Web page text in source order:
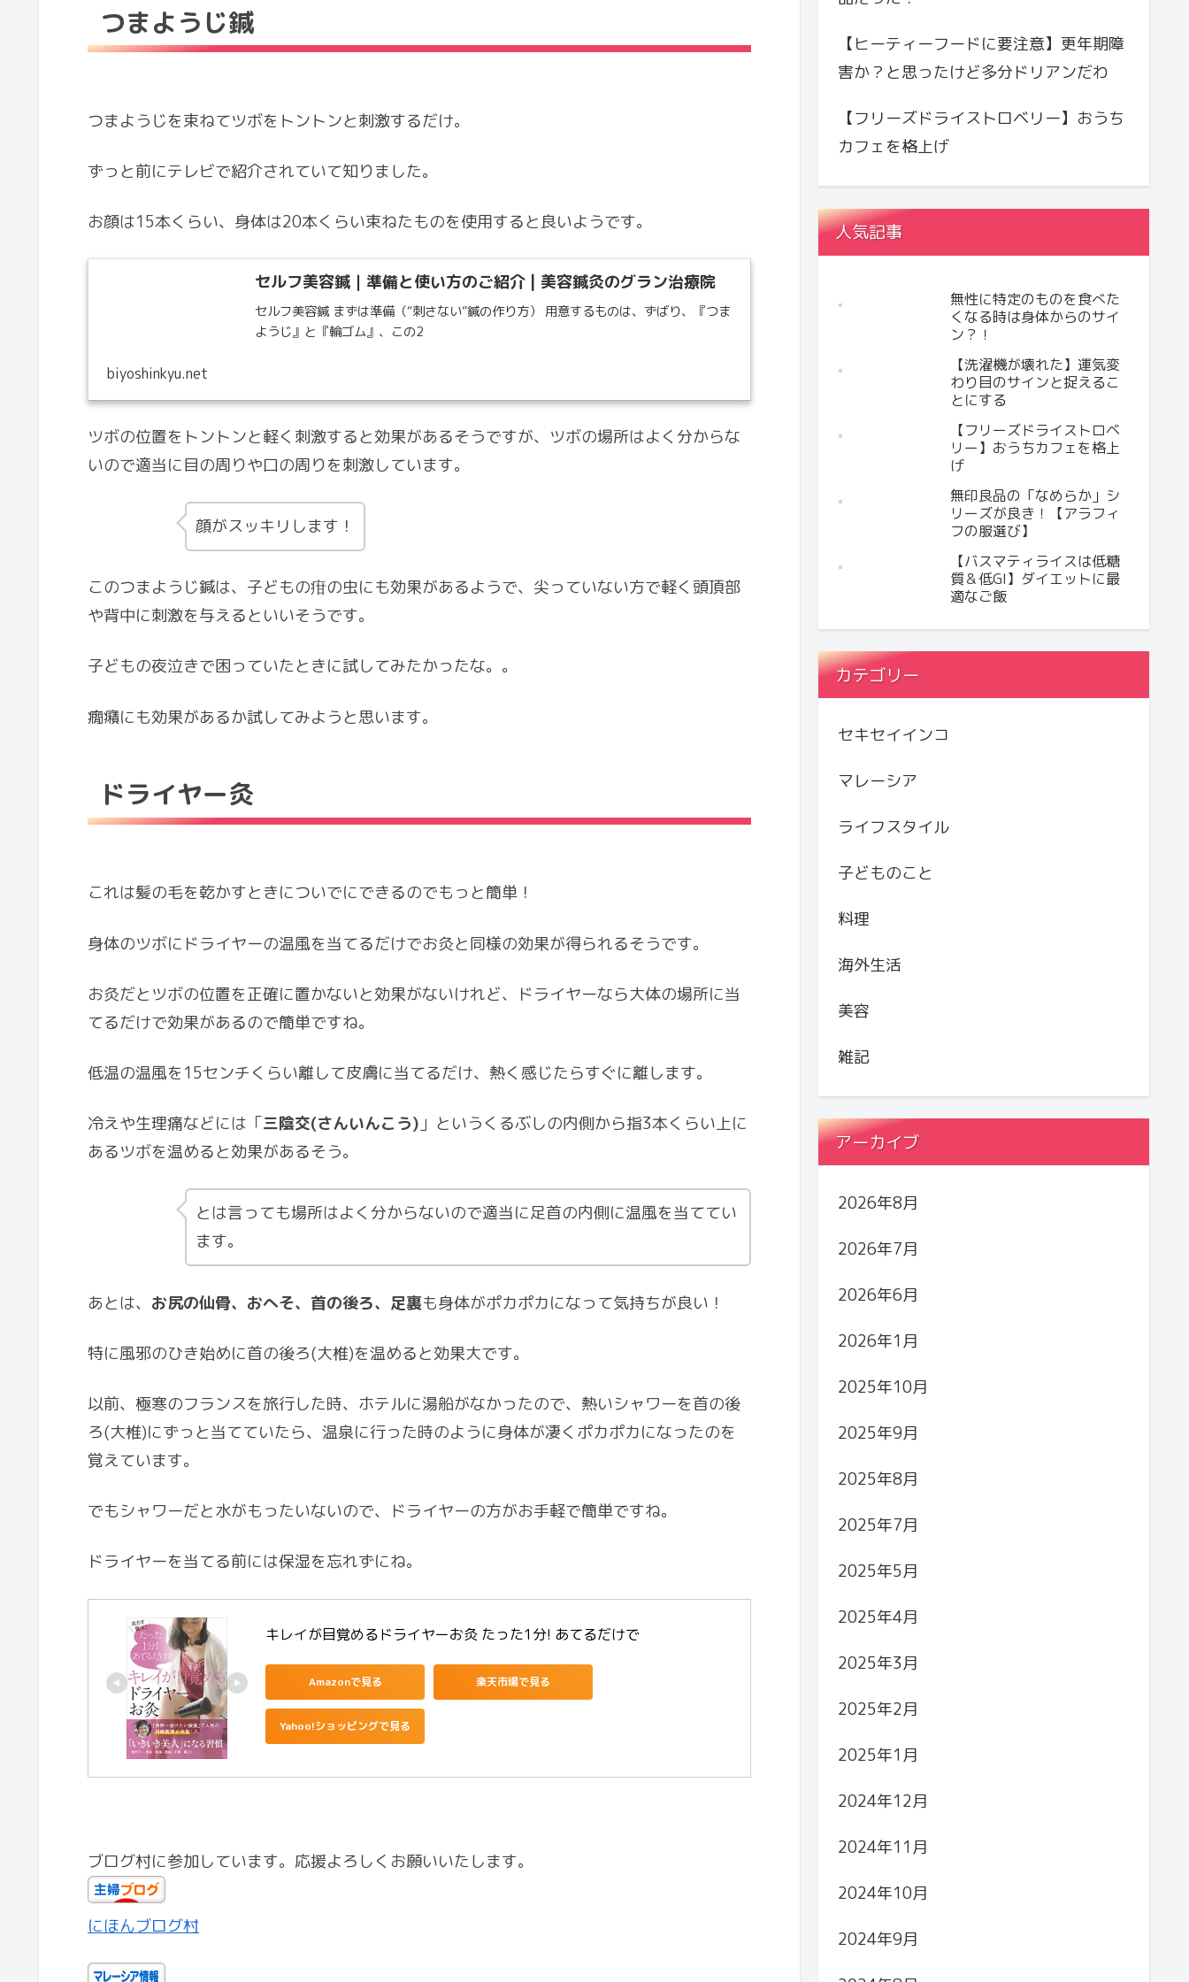
つまようじ鍼
つまようじを束ねてツボをトントンと刺激するだけ。
ずっと前にテレビで紹介されていて知りました。
お顔は15本くらい、身体は20本くらい束ねたものを使用すると良いようです。
セルフ美容鍼｜準備と使い方のご紹介 | 美容鍼灸のグラン治療院
セルフ美容鍼 まずは準備（“刺さない”鍼の作り方） 用意するものは、ずばり、『つま
ようじ』と『輪ゴム』、この2
biyoshinkyu.net
ツボの位置をトントンと軽く刺激すると効果があるそうですが、ツボの場所はよく分からな
いので適当に目の周りや口の周りを刺激しています。
顔がスッキリします！
このつまようじ鍼は、子どもの疳の虫にも効果があるようで、尖っていない方で軽く頭頂部
や背中に刺激を与えるといいそうです。
子どもの夜泣きで困っていたときに試してみたかったな。。
癇癪にも効果があるか試してみようと思います。
ドライヤー灸
これは髪の毛を乾かすときについでにできるのでもっと簡単！
身体のツボにドライヤーの温風を当てるだけでお灸と同様の効果が得られるそうです。
お灸だとツボの位置を正確に置かないと効果がないけれど、ドライヤーなら大体の場所に当
てるだけで効果があるので簡単ですね。
低温の温風を15センチくらい離して皮膚に当てるだけ、熱く感じたらすぐに離します。
冷えや生理痛などには「三陰交(さんいんこう)」というくるぶしの内側から指3本くらい上に
あるツボを温めると効果があるそう。
とは言っても場所はよく分からないので適当に足首の内側に温風を当ててい
ます。
あとは、 お尻の仙骨、おへそ、首の後ろ、足裏も身体がポカポカになって気持ちが良い！
特に風邪のひき始めに首の後ろ(大椎)を温めると効果大です。
以前、極寒のフランスを旅行した時、ホテルに湯船がなかったので、熱いシャワーを首の後
ろ(大椎)にずっと当てていたら、温泉に行った時のように身体が凄くポカポカになったのを
覚えています。
でもシャワーだと水がもったいないので、ドライヤーの方がお手軽で簡単ですね。
ドライヤーを当てる前には保湿を忘れずにね。
キレイが目覚めるドライヤーお灸 たった1分! あてるだけで
Amazonで見る 楽天市場で見る
Yahoo!ショッピングで見る
ブログ村に参加しています。応援よろしくお願いいたします。
にほんブログ村
【ヒーティーフードに要注意】更年期障
害か？と思ったけど多分ドリアンだわ
【フリーズドライストロベリー】おうち
カフェを格上げ
人気記事
無性に特定のものを食べた
くなる時は身体からのサイ
ン？！
【洗濯機が壊れた】運気変
わり目のサインと捉えるこ
とにする
【フリーズドライストロベ
リー】おうちカフェを格上
げ
無印良品の「なめらか」シ
リーズが良き！【アラフィ
フの服選び】
【バスマティライスは低糖
質＆低GI】ダイエットに最
適なご飯
カテゴリー
セキセイインコ
マレーシア
ライフスタイル
子どものこと
料理
海外生活
美容
雑記
アーカイブ
2026年8月
2026年7月
2026年6月
2026年1月
2025年10月
2025年9月
2025年8月
2025年7月
2025年5月
2025年4月
2025年3月
2025年2月
2025年1月
2024年12月
2024年11月
2024年10月
2024年9月